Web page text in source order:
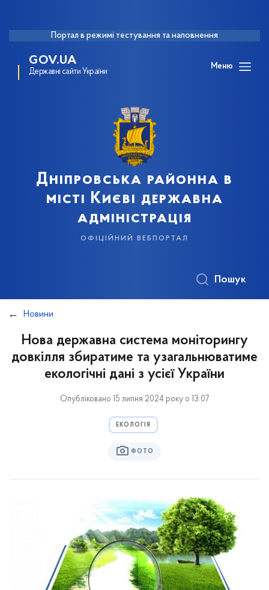
Портал в режимі тестування та наповнення
GOV.UA
Державні сайти України
Меню
Дніпровська районна в
місті Києві державна
адміністрація
офіційний вебпортал
Пошук
Новини
Нова державна система моніторингу
довкілля збиратиме та узагальнюватиме
екологічні дані з усієї України
Опубліковано 15 липня 2024 року о 13:07
ЕКОЛОГІЯ
ФОТО